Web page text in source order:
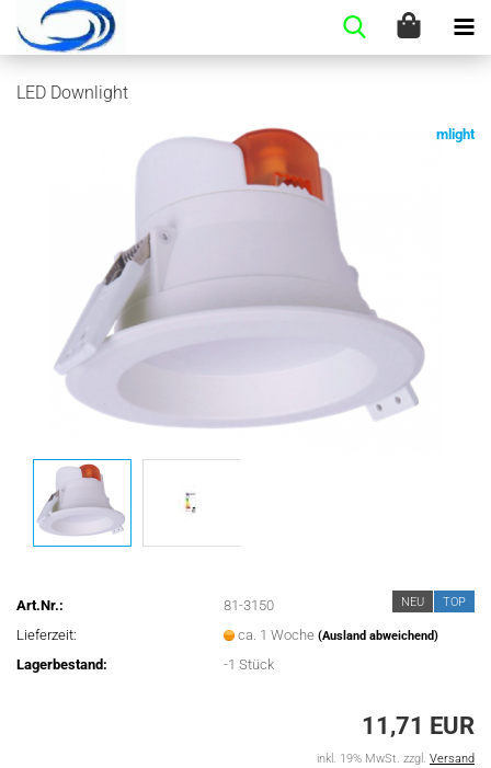
LED Down­light
mlight
NEU TOP
Art.Nr.:
81-3150
Lieferzeit:
ca. 1 Woche(Ausland abweichend)
Lagerbestand: -1Stück
11,71 EUR
inkl. 19% MwSt. zzgl. Versand